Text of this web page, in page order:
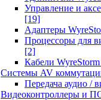
Управление и
[19]
Адаптеры
Процессоры для
[2]
Кабели WyreStorm
Системы AV
Передача аудио /
Видеоконтроллеры и